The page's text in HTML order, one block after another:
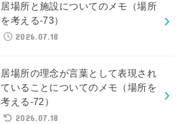
居場所と施設についてのメモ（場所
を考える-73）
2026.07.18
居場所の理念が言葉として表現され
ていることについてのメモ（場所を
考える-72）
2026.07.18